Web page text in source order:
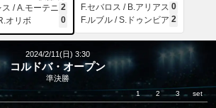
ス / A.モーテニ 2
オリボ
0
F.セバロス / B.アリアス 0
F.ルブル / S.ドゥンビア 2
2024/2/11(日) 3:30
コルドバ・オープン
準決勝
1 2 3 set